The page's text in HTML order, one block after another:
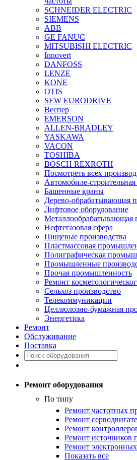
SCHNEIDER ELECTRIC
SIEMENS
ABB
GE FANUC
MITSUBISHI ELECTRIC
Innovert
DANFOSS
LENZE
KONE
OTIS
SEW EURODRIVE
Веспер
EMERSON
ALLEN-BRADLEY
YASKAWA
VACON
TOSHIBA
BOSCH REXROTH
Посмотреть всех
Автомобиле-
Башенные краны
Дерево-обрабатывающая
Лифтовое оборудование
Металлообрабатывающая
Нефтегазовая сфера
Пищевые производства
Пластмассовая
Полиграфическая
Промышленные
Прочая промышленность
Ремонт
Сельхоз производство
Телекоммуникации
Целлюлозно-бумажная
Энергетика
Ремонт
Обслуживание
Поставка
Ремонт оборудования
По типу
Ремонт частотных
Ремонт
Ремонт
Ремонт источников
Ремонт
Показать все